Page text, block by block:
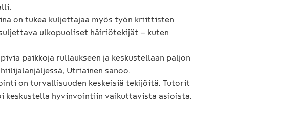
on tukea kuljettajaa myös työn kriittisten
ulkopuoliset häiriötekijät – kuten
paikkoja rullaukseen ja keskustellaan paljon
Utriainen sanoo.
on turvallisuuden keskeisiä tekijöitä. Tutorit
keskustella hyvinvointiin vaikuttavista asioista.